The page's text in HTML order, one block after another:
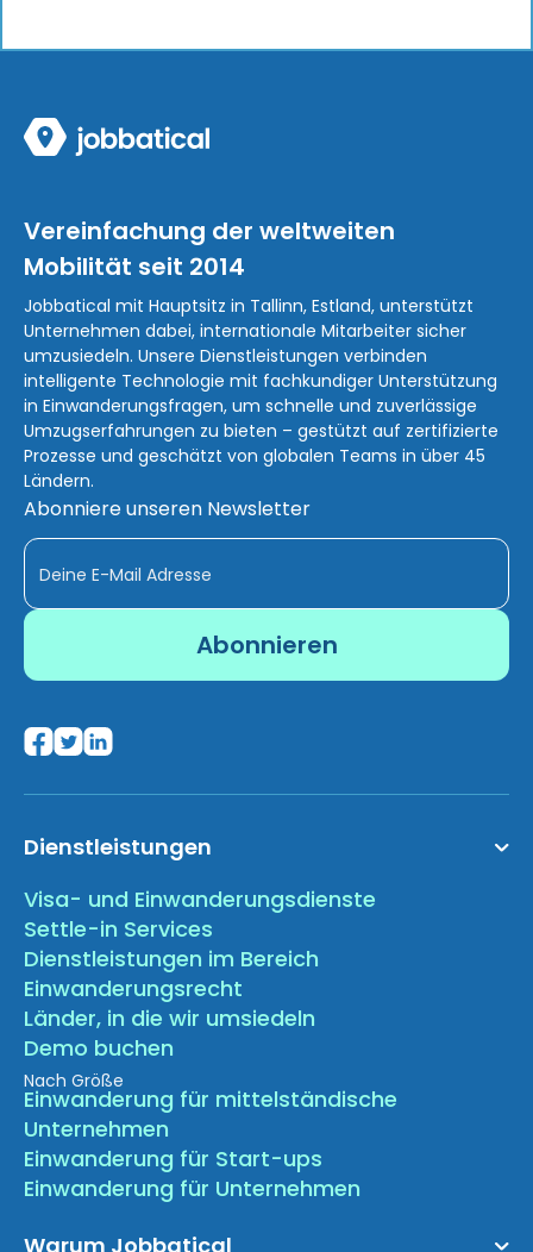
Vereinfachung der weltweiten
Mobilität seit 2014
Jobbatical mit Hauptsitz in Tallinn, Estland, unterstützt
Unternehmen dabei, internationale Mitarbeiter sicher
umzusiedeln. Unsere Dienstleistungen verbinden
intelligente Technologie mit fachkundiger Unterstützung
in Einwanderungsfragen, um schnelle und zuverlässige
Umzugserfahrungen zu bieten – gestützt auf zertifizierte
Prozesse und geschätzt von globalen Teams in über 45
Ländern.
Abonniere unseren Newsletter
Dienstleistungen
Visa- und Einwanderungsdienste
Settle-in Services
Dienstleistungen im Bereich
Einwanderungsrecht
Länder, in die wir umsiedeln
Demo buchen
Nach Größe
Einwanderung für mittelständische
Unternehmen
Einwanderung für Start-ups
Einwanderung für Unternehmen
Warum Jobbatical